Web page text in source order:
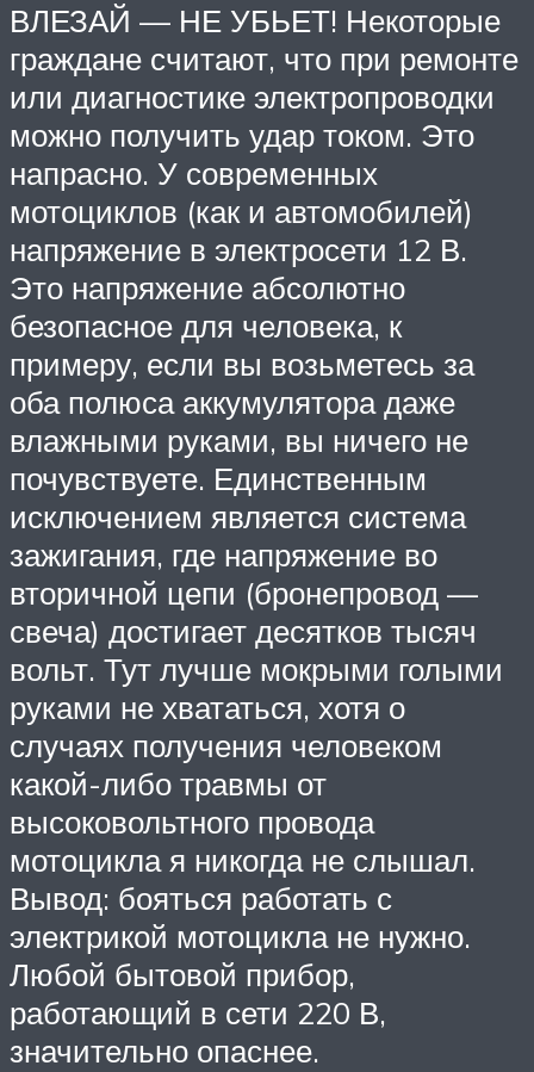
ВЛЕЗАЙ — НЕ УБЬЕТ! Некоторые
граждане считают, что при ремонте
или диагностике электропроводки
можно получить удар током. Это
напрасно. У современных
мотоциклов (как и автомобилей)
напряжение в электросети 12 В.
Это напряжение абсолютно
безопасное для человека, к
примеру, если вы возьметесь за
оба полюса аккумулятора даже
влажными руками, вы ничего не
почувствуете. Единственным
исключением является система
зажигания, где напряжение во
вторичной цепи (бронепровод —
свеча) достигает десятков тысяч
вольт. Тут лучше мокрыми голыми
руками не хвататься, хотя о
случаях получения человеком
какой-либо травмы от
высоковольтного провода
мотоцикла я никогда не слышал.
Вывод: бояться работать с
электрикой мотоцикла не нужно.
Любой бытовой прибор,
работающий в сети 220 В,
значительно опаснее.